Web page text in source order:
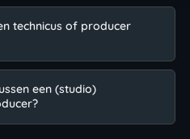
technicus of producer
een (studio)